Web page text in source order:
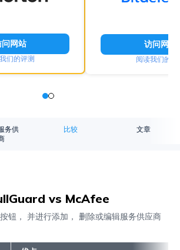
问网站
们的评测
访问网站
阅读我们的评
务供
比较 文章
vs McAfee
钮， 并进行添加， 删除或编辑服务供应商